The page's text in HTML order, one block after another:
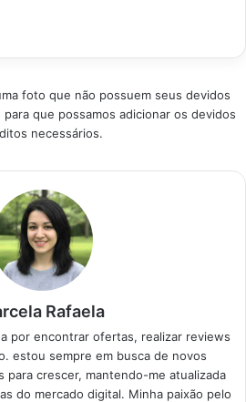
Produtos…
foto que não possuem seus devidos
que possamos adicionar os devidos
necessários.
Rafaela
por encontrar ofertas, realizar reviews
estou sempre em busca de novos
para crescer, mantendo-me atualizada
do mercado digital. Minha paixão pelo